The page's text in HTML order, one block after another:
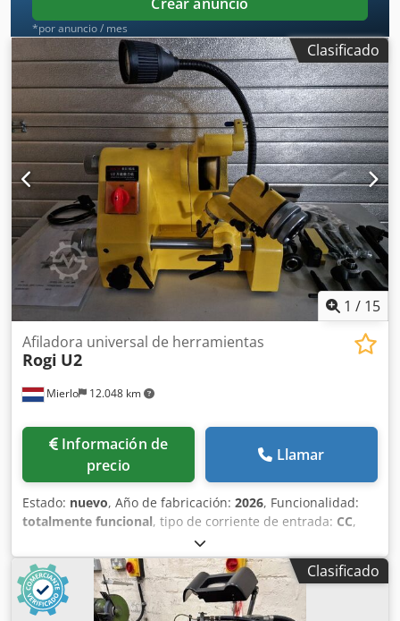
*por anuncio / mes
Clasificado
1 / 15
Mierlo 12.048 km
Afiladora universal de herramientas
Rogi U2
Información de
precio
Llamar
Estado: nuevo, Año de fabricación: 2026, Funcionalidad:
totalmente funcional, tipo de corriente de entrada: CC,
, longitud total:
490 mm, tensión de entrada:230 V, diámetro de disco
rectificador:100 mm, peso total:51 kg, frecuencia de
entrada:
50 Hz, duración de la garantía:12 meses
potencia:
0,375 kW (0,51 CV), velocidad del cabezal (máx.):
Clasificado